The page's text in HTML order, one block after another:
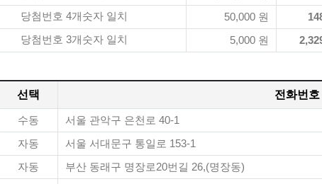
당첨번호 4개숫자 일치 50,000 원
당첨번호 3개숫자 일치 5,000 원
선택 전화번호
수동 서울 관악구 은천로 40-1
자동 서울 서대문구 통일로 153-1
자동 부산 동래구 명장로20번길 26,(명장동)